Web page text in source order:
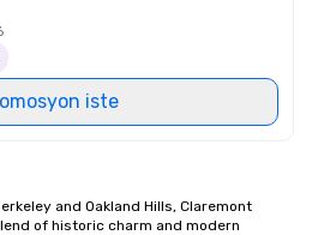
iste
and Oakland Hills, Claremont
of historic charm and modern